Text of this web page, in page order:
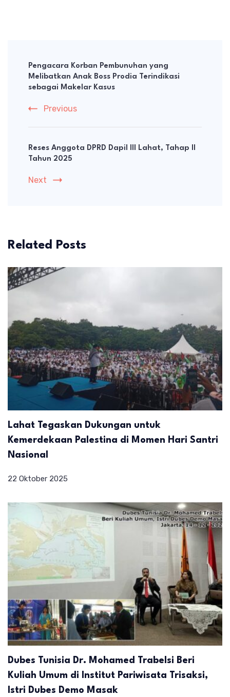
Navigation
Pengacara Korban Pembunuhan yang
Melibatkan Anak Boss Prodia Terindikasi
sebagai Makelar Kasus
Previous
Reses Anggota DPRD Dapil III Lahat, Tahap II
Tahun 2025
Next
Related Posts
Lahat Tegaskan Dukungan untuk
Kemerdekaan Palestina di Momen Hari Santri
Nasional
22 Oktober 2025
Dubes Tunisia Dr. Mohamed Trabelsi Beri
Kuliah Umum di Institut Pariwisata Trisaksi,
Istri Dubes Demo Masak